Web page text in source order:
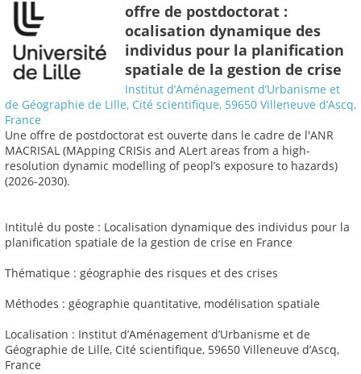
offre de postdoctorat :
ocalisation dynamique des
individus pour la planification
spatiale de la gestion de crise
Institut d’Aménagement d’Urbanisme et
de Géographie de Lille, Cité scientifique, 59650 Villeneuve d’Ascq,
France
Une offre de postdoctorat est ouverte dans le cadre de l'ANR
MACRISAL (MApping CRISis and ALert areas from a high-
resolution dynamic modelling of peopl’s exposure to hazards)
(2026-2030).
Intitulé du poste : Localisation dynamique des individus pour la
planification spatiale de la gestion de crise en France
Thématique : géographie des risques et des crises
Méthodes : géographie quantitative, modélisation spatiale
Localisation : Institut d’Aménagement d’Urbanisme et de
Géographie de Lille, Cité scientifique, 59650 Villeneuve d’Ascq,
France